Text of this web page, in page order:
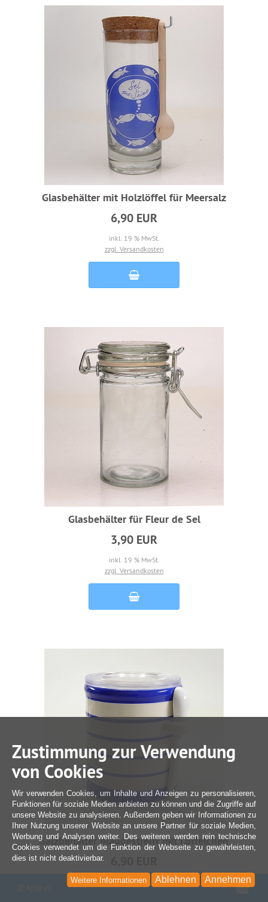
Glasbehälter mit Holzlöffel für Meersalz
6,90 EUR
inkl. 19 % MwSt.
zzgl. Versandkosten
Glasbehälter für Fleur de Sel
3,90 EUR
inkl. 19 % MwSt.
zzgl. Versandkosten
Salzbehälter blaugestreift mit Löffelchen
inkl. 19 % MwSt.
Zustimmung zur Verwendung
von Cookies
Wir verwenden Cookies, um Inhalte und Anzeigen zu personalisieren,
Funktionen für soziale Medien anbieten zu können und die Zugriffe auf
unsere Website zu analysieren. Außerdem geben wir Informationen zu
Ihrer Nutzung unserer Website an unsere Partner für soziale Medien,
Werbung und Analysen weiter. Des weiteren werden rein technische
Cookies verwendet um die Funktion der Webseite zu gewährleisten,
dies ist nicht deaktivierbar.
Annehmen
Ablehnen
Weitere Informationen